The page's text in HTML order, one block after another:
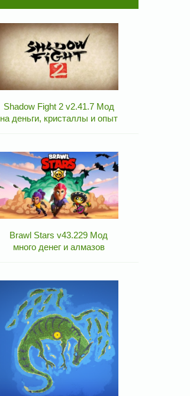
Shadow Fight 2 v2.41.7 Мод
на деньги, кристаллы и опыт
Brawl Stars v43.229 Мод
много денег и алмазов